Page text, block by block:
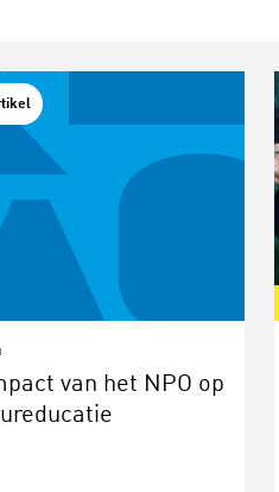
van het NPO op